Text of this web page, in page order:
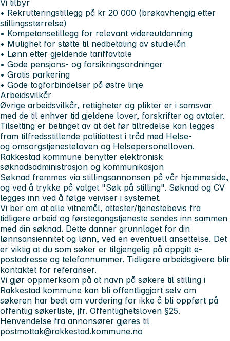
Vi tilbyr
• Rekrutteringstillegg på kr 20 000 (brøkavhengig etter
stillingsstørrelse)
• Kompetansetillegg for relevant videreutdanning
• Mulighet for støtte til nedbetaling av studielån
• Lønn etter gjeldende tariffavtale
• Gode pensjons- og forsikringsordninger
• Gratis parkering
• Gode togforbindelser på østre linje
Arbeidsvilkår
Øvrige arbeidsvilkår, rettigheter og plikter er i samsvar
med de til enhver tid gjeldene lover, forskrifter og avtaler.
Tilsetting er betinget av at det før tiltredelse kan legges
fram tilfredsstillende politiattest i tråd med Helse-
og omsorgstjenesteloven og Helsepersonelloven.
Rakkestad kommune benytter elektronisk
søknadsadministrasjon og kommunikasjon
Søknad fremmes via stillingsannonsen på vår hjemmeside,
og ved å trykke på valget "Søk på stilling". Søknad og CV
legges inn ved å følge veiviser i systemet.
Vi ber om at alle vitnemål, attester/tjenestebevis fra
tidligere arbeid og førstegangstjeneste sendes inn sammen
med din søknad. Dette danner grunnlaget for din
lønnsansiennitet og lønn, ved en eventuell ansettelse. Det
er viktig at du som søker er tilgjengelig på oppgitt e-
postadresse og telefonnummer. Tidligere arbeidsgivere blir
kontaktet for referanser.
Vi gjør oppmerksom på at navn på søkere til stilling i
Rakkestad kommune kan bli offentliggjort selv om
søkeren har bedt om vurdering for ikke å bli oppført på
offentlig søkerliste, jfr. Offentlighetsloven §25.
Henvendelse fra annonsører gjøres til
postmottak@rakkestad.kommune.no